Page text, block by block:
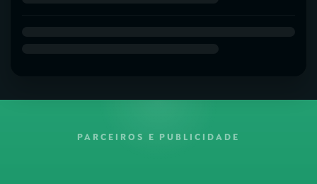
PARCEIROS E PUBLICIDADE